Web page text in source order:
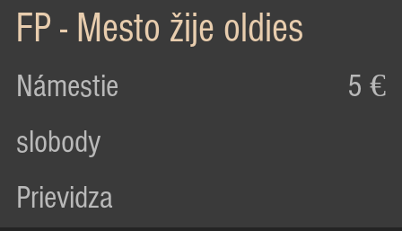
FP - Mesto žije oldies
Námestie
slobody
Prievidza
5 €